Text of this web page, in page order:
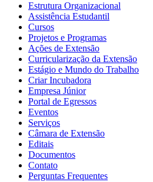
Estrutura Organizacional
Assistência Estudantil
Cursos
Projetos e Programas
Ações de Extensão
Curricularização da Extensão
Estágio e Mundo do Trabalho
Criar Incubadora
Empresa Júnior
Portal de Egressos
Eventos
Serviços
Câmara de Extensão
Editais
Documentos
Contato
Perguntas Frequentes